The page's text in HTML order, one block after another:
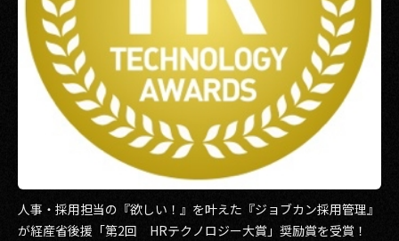
人事・採用担当の『欲しい！』を叶えた『ジョブカン採用管理』
が経産省後援「第2回 HRテクノロジー大賞」奨励賞を受賞！